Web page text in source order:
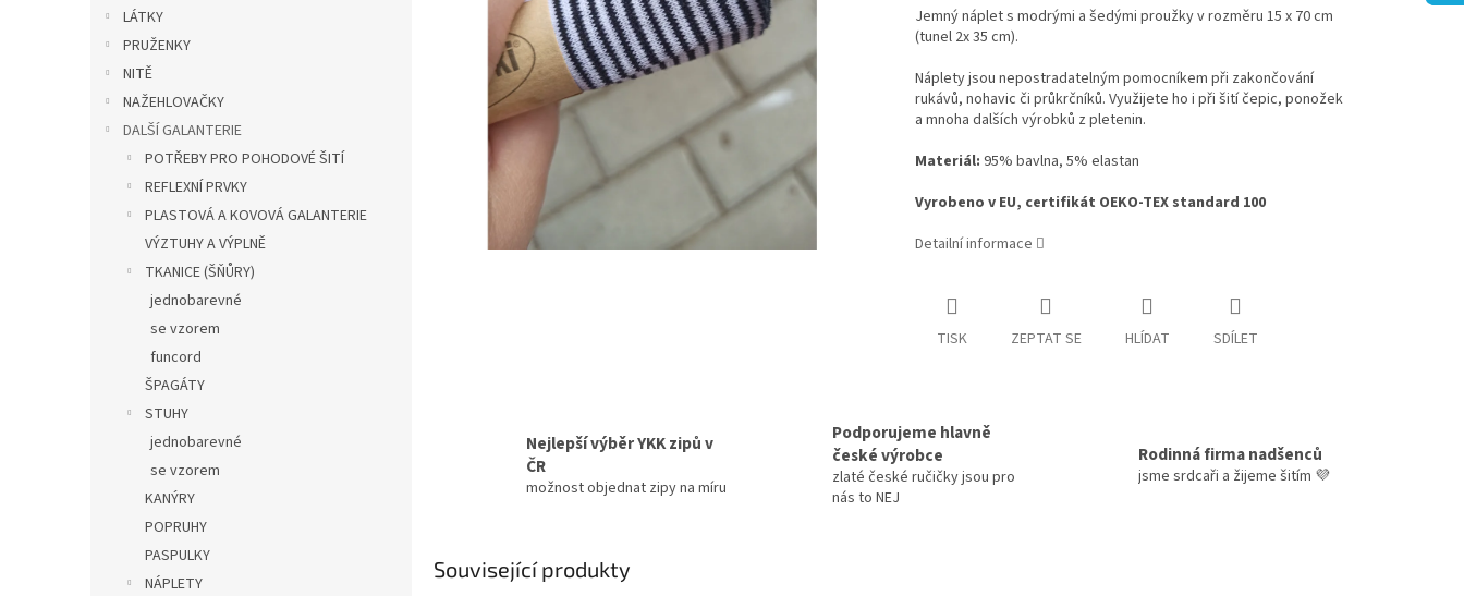
LÁTKY
PRUŽENKY
NITĚ
NAŽEHLOVAČKY
DALŠÍ GALANTERIE
POTŘEBY PRO POHODOVÉ ŠITÍ
REFLEXNÍ PRVKY
PLASTOVÁ A KOVOVÁ GALANTERIE
VÝZTUHY A VÝPLNĚ
TKANICE (ŠŇŮRY)
jednobarevné
se vzorem
funcord
ŠPAGÁTY
STUHY
jednobarevné
se vzorem
KANÝRY
POPRUHY
PASPULKY
NÁPLETY
Jemný náplet s modrými a šedými proužky v rozměru 15 x 70 cm
(tunel 2x 35 cm).
Náplety jsou nepostradatelným pomocníkem při zakončování
rukávů, nohavic či průkrčníků. Využijete ho i při šití čepic, ponožek
a mnoha dalších výrobků z pletenin.
Materiál: 95% bavlna, 5% elastan
Vyrobeno v EU, certifikát OEKO-TEX standard 100
Detailní informace
TISK ZEPTAT SE HLÍDAT SDÍLET
Nejlepší výběr YKK zipů v
ČR
možnost objednat zipy na míru
Podporujeme hlavně
české výrobce
zlaté české ručičky jsou pro
nás to NEJ
Rodinná firma nadšenců
jsme srdcaři a žijeme šitím 💜
Související produkty